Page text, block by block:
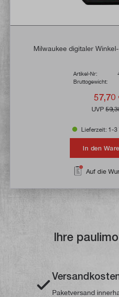
Milwaukee digitaler
Artikel-Nr:
Bruttogewicht:
57,70
UVP
Lieferzeit: 1-3
In den
Auf die
Ihre
Paketversand